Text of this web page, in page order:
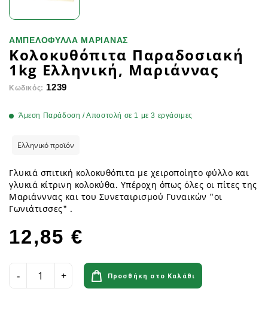
ΑΜΠΕΛΟΦΥΛΛΑ ΜΑΡΙΑΝΑΣ
Κολοκυθόπιτα Παραδοσιακή
1kg Ελληνική, Μαριάννας
Κωδικός: 1239
Άμεση Παράδοση / Αποστολή σε 1 με 3 εργάσιμες
Ελληνικό προϊόν
Γλυκιά σπιτική κολοκυθόπιτα με χειροποίητο φύλλο και
γλυκιά κίτρινη κολοκύθα. Υπέροχη όπως όλες οι πίτες της
Μαριάνννας και του Συνεταιρισμού Γυναικών "οι
Γωνιάτισσες" .
12,85 €
Προσθήκη στο Καλάθι